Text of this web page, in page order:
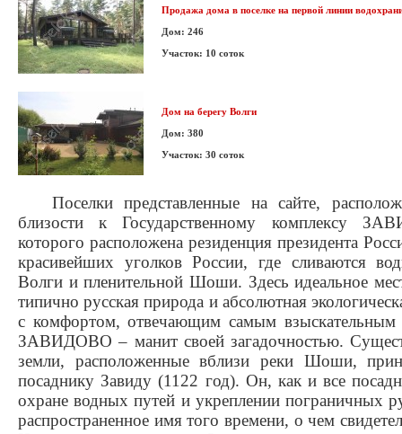
Продажа дома в поселке на первой линии
Дом: 246
Участок: 10 соток
Дом на берегу Волги
Дом: 380
Участок: 30 соток
Поселки представленные на сайте,
близости к Государственному комплексу
которого расположена резиденция президента
красивейших уголков России, где сливаются
Волги и пленительной Шоши. Здесь идеальное
типично русская природа и абсолютная
с комфортом, отвечающим самым взыскательным
ЗАВИДОВО – манит своей загадочностью.
земли, расположенные вблизи реки Шоши,
посаднику Завиду (1122 год). Он, как и все
охране водных путей и укреплении пограничных
распространенное имя того времени, о чем